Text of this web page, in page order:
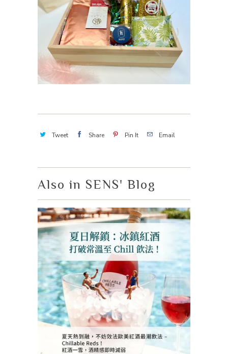
Tweet Share Pin It Email
Also in SENS' Blog